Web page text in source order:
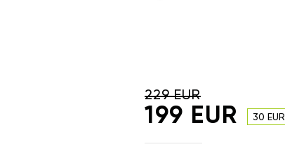
229 EUR
199 EUR 30 EUR